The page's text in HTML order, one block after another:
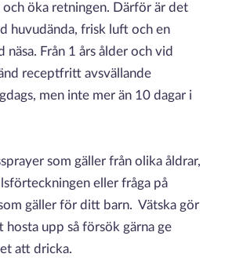
och öka retningen. Därför är det
huvudända, frisk luft och en
Från 1 års ålder och vid
receptfritt avsvällande
men inte mer än 10 dagar i
som gäller från olika åldrar,
eller fråga på
gäller för ditt barn. Vätska gör
hosta upp så försök gärna ge
att dricka.